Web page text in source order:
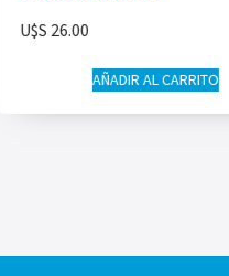
U$S 26.00
AÑADIR AL CARRITO